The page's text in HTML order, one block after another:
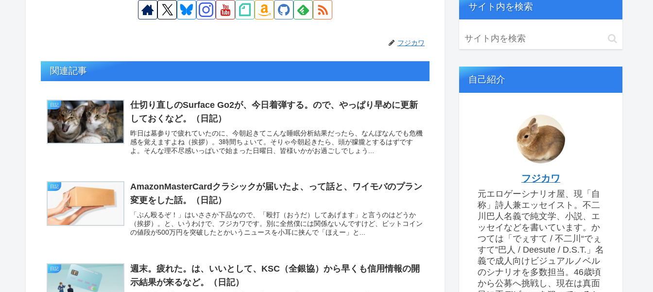
フジカワ
関連記事
日記
仕切り直しのSurface Go2が、今日着弾する。ので、やっぱり早めに更新
しておくなど。（日記）
昨日は墓参りで疲れていたのに、今朝起きてこんな睡眠分析結果だったら、なんぼなんでも危機
感を覚えますよね（挨拶）。3時間ちょいて。そりゃ今朝起きたら、頭が朦朧とするはずです
よ。そんな理不尽感いっぱいで始まった日曜日、皆様いかがお過ごしでしょう...
日記
AmazonMasterCardクラシックが届いたよ、って話と、ワイモバのプラン
変更をした話。（日記）
「ぶん殴るぞ！」はいささか下品なので、「殴打（おうだ）してあげます」と言うのはどうか
（挨拶）。と、いうわけで、フジカワです。別に全然僕には関係ないんですけど、ビットコイン
の値段が500万円を突破したとかいうニュースを小耳に挟んで「ほえー」と...
日記
週末。疲れた。は、いいとして、KSC（全銀協）から早くも信用情報の開
示結果が来るなど。（日記）
サイト内を検索
自己紹介
フジカワ
元エロゲーシナリオ屋、現「自
称」詩人兼エッセイスト。不二
川巴人名義で純文学、小説、エ
ッセイなどを書いています。か
つては「でぇすて / 不二川“でぇ
すて”巴人 / Deesute / D.S.T.」名
義で成人向けビジュアルノベル
のシナリオを多数担当。46歳頃
から公募へ挑戦し、現在は真面